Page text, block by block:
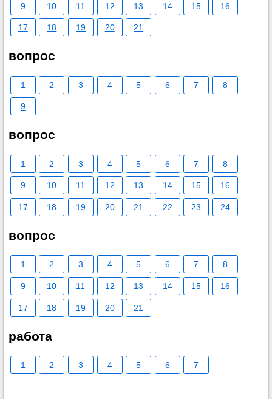
9 10 11 12 13 14 15 16
17 18 19 20 21
вопрос
1 2 3 4 5 6 7 8
9
вопрос
1 2 3 4 5 6 7 8
9 10 11 12 13 14 15 16
17 18 19 20 21 22 23 24
вопрос
1 2 3 4 5 6 7 8
9 10 11 12 13 14 15 16
17 18 19 20 21
работа
1 2 3 4 5 6 7